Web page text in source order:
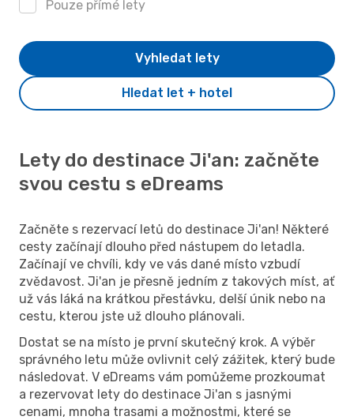
Pouze přímé lety
Hledat let + hotel
Vyhledat lety
Lety do destinace Ji'an: začněte
svou cestu s eDreams
Začněte s rezervací letů do destinace Ji'an! Některé
cesty začínají dlouho před nástupem do letadla.
Začínají ve chvíli, kdy ve vás dané místo vzbudí
zvědavost. Ji'an je přesně jedním z takových míst, ať
už vás láká na krátkou přestávku, delší únik nebo na
cestu, kterou jste už dlouho plánovali.
Dostat se na místo je první skutečný krok. A výběr
správného letu může ovlivnit celý zážitek, který bude
následovat. V eDreams vám pomůžeme prozkoumat
a rezervovat lety do destinace Ji'an s jasnými
cenami, mnoha trasami a možnostmi, které se